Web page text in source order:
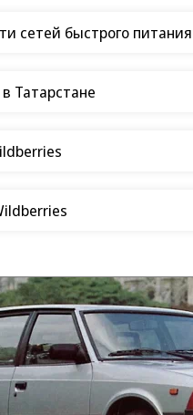
сетей быстрого питания
Татарстане